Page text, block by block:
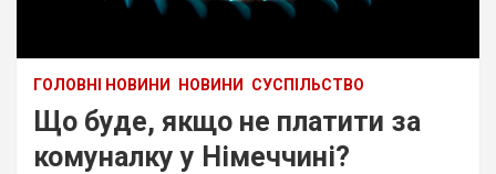
ГОЛОВНІ НОВИНИ НОВИНИ СУСПІЛЬСТВО
Що буде, якщо не платити за
комуналку у Німеччині?